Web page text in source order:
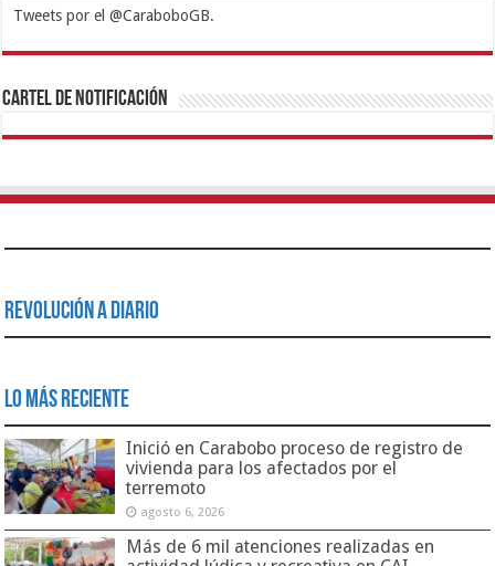
Tweets por el @CaraboboGB.
1xbetBetturkeyBetistKralbetSupertotobetTipobetMatadorbetMariobet
https://mvbcasino.com/
Cartel de Notificación
Revolución a Diario
Lo Más Reciente
Inició en Carabobo proceso de registro de
vivienda para los afectados por el
terremoto
agosto 6, 2026
Más de 6 mil atenciones realizadas en